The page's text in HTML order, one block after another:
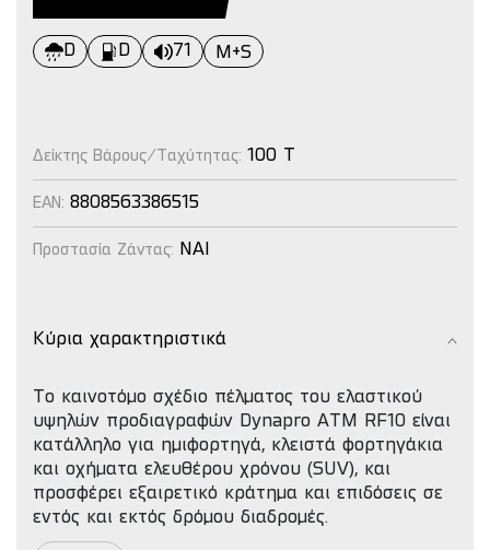
D D 71 M+S
Δείκτης Βάρους/Ταχύτητας: 100 T
EAN: 8808563386515
Προστασία Ζάντας: NAI
Κύρια χαρακτηριστικά
Το καινοτόμο σχέδιο πέλματος του ελαστικού
υψηλών προδιαγραφών Dynapro ATM RF10 είναι
κατάλληλο για ημιφορτηγά, κλειστά φορτηγάκια
και οχήματα ελευθέρου χρόνου (SUV), και
προσφέρει εξαιρετικό κράτημα και επιδόσεις σε
εντός και εκτός δρόμου διαδρομές.